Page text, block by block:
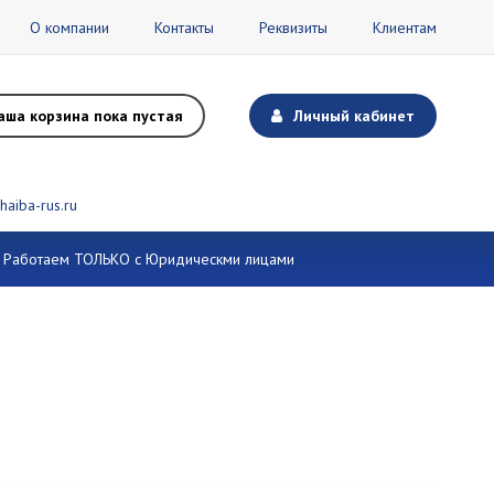
О компании Контакты Реквизиты Клиентам
корзина пока пустая Личный кабинет
rus.ru
Работаем ТОЛЬКО с Юридическми лицами